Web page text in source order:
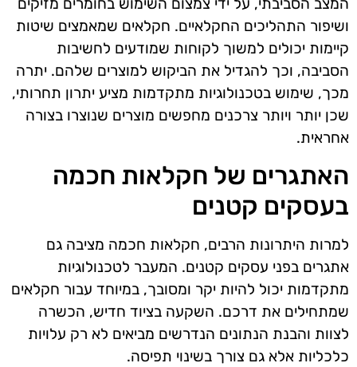
ושיפור התהליכים החקלאיים. חקלאים שמאמצים שיטות
קיימות יכולים למשוך לקוחות שמודעים לחשיבות
הסביבה, וכך להגדיל את הביקוש למוצרים שלהם. יתרה
מכך, שימוש בטכנולוגיות מתקדמות מציע יתרון תחרותי,
שכן יותר ויותר צרכנים מחפשים מוצרים שנוצרו בצורה
אחראית.
האתגרים של חקלאות חכמה
בעסקים קטנים
למרות היתרונות הרבים, חקלאות חכמה מציבה גם
אתגרים בפני עסקים קטנים. המעבר לטכנולוגיות
מתקדמות יכול להיות יקר ומסובך, במיוחד עבור חקלאים
שמתחילים את דרכם. השקעה בציוד חדיש, הכשרה
לצוות והבנת הנתונים הנדרשים מביאים לא רק עלויות
כלכליות אלא גם צורך בשינוי תפיסה.